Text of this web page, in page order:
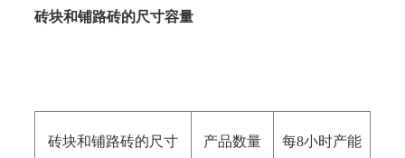
砖块和铺路砖的尺寸容量
砖块和铺路砖的尺寸 产品数量 每8小时产能